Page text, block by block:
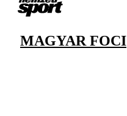
MAGYAR FOCI